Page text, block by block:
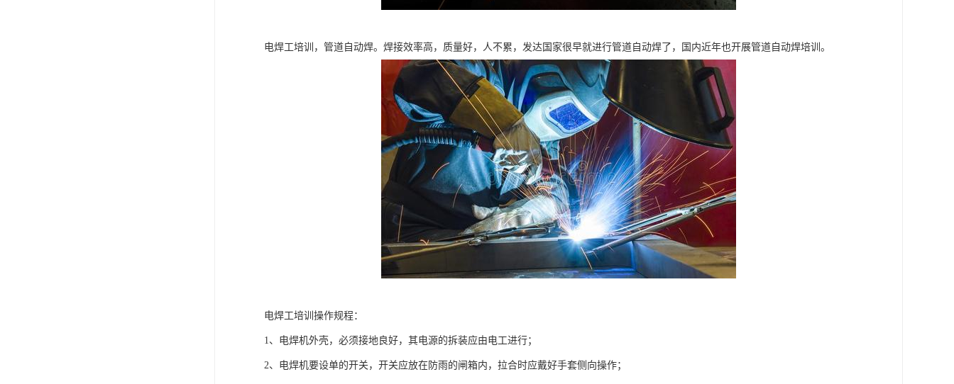
电焊工培训，管道自动焊。焊接效率高，质量好，人不累，发达国家很早就进行管道自动焊了，国内近年也开展管道自动焊培训。
电焊工培训操作规程：
1、电焊机外壳，必须接地良好，其电源的拆装应由电工进行；
2、电焊机要设单的开关，开关应放在防雨的闸箱内，拉合时应戴好手套侧向操作；